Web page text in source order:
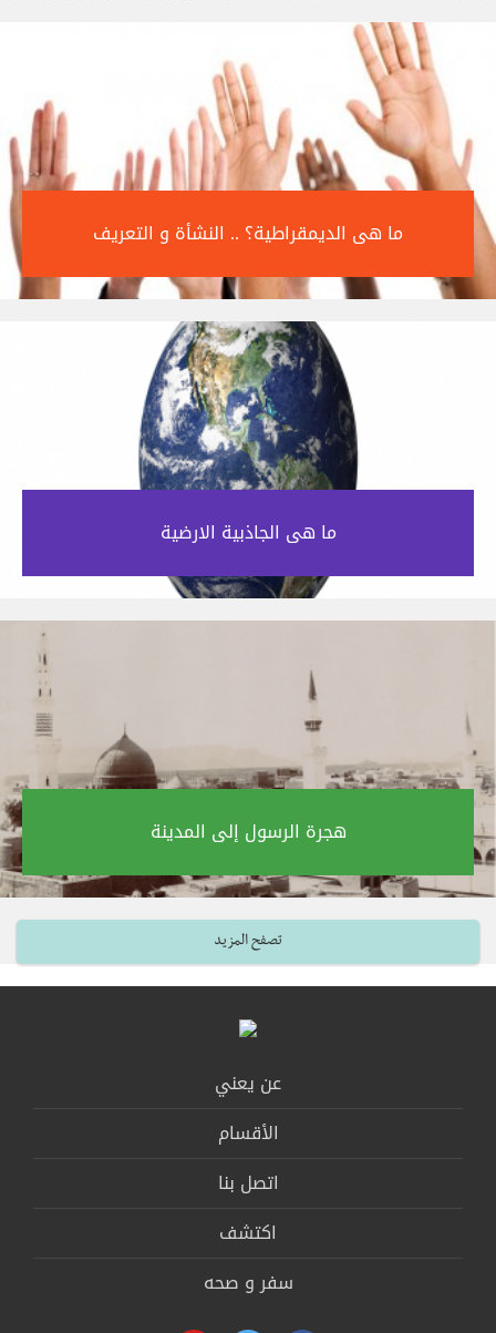
ما هى الديمقراطية؟ .. النشأة و التعريف‎
ما هى الجاذبية الارضية‎
هجرة الرسول إلى المدينة‎
تصفح المزيد
عن يعني
الأقسام
اتصل بنا
اكتشف
سفر و صحه